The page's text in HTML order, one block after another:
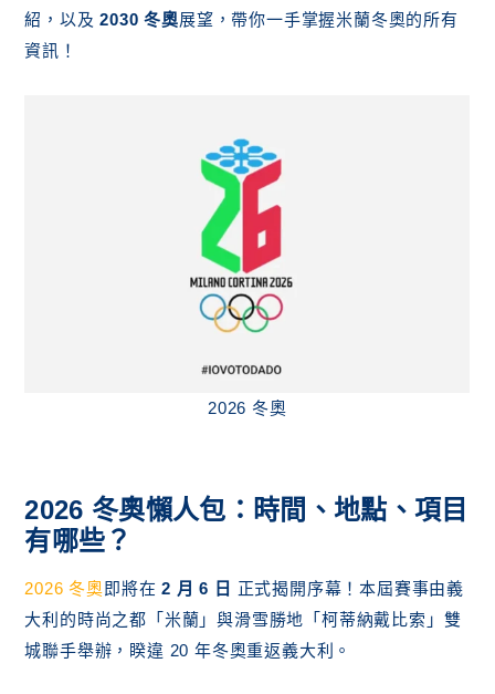
紹，以及2030 冬奧展望，帶你一手掌握米蘭冬奧的所有
資訊！
2026 冬奧
2026 冬奧懶人包：時間、地點、項目
有哪些？
2026 冬奧即將在2 月 6 日 正式揭開序幕！本屆賽事由義
大利的時尚之都「米蘭」與滑雪勝地「柯蒂納戴比索」雙
城聯手舉辦，睽違 20 年冬奧重返義大利。